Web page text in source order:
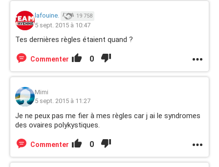
lafouine. 19 758
5 sept. 2015 à 10:47
Tes dernières règles étaient quand ?
Commenter 0
Mimi
5 sept. 2015 à 11:27
Je ne peux pas me fier à mes règles car j ai le syndromes
des ovaires polykystiques.
Commenter 0